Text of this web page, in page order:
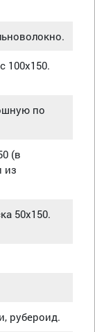
100х150.
по
(в
из
50х150.
рубероид.